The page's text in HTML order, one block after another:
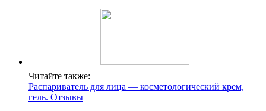
Читайте также:
Распариватель для лица — косметологический крем,
гель. Отзывы